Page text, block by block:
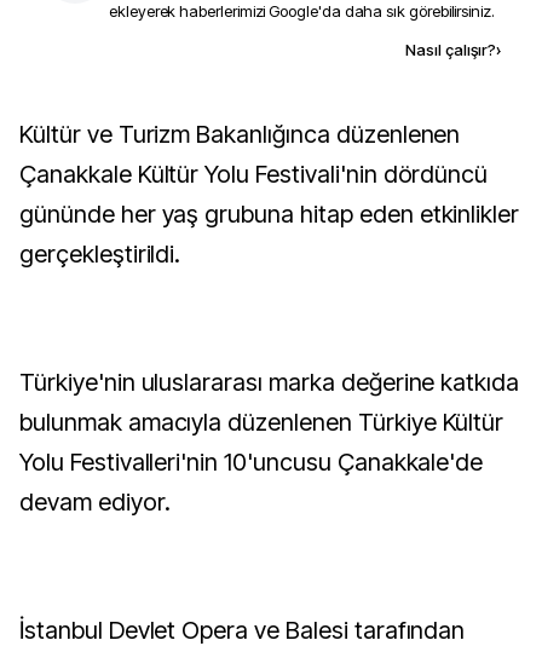
ekleyerek haberlerimizi Google'da daha sık görebilirsiniz.
Nasıl çalışır?›
Kültür ve Turizm Bakanlığınca düzenlenen
Çanakkale Kültür Yolu Festivali'nin dördüncü
gününde her yaş grubuna hitap eden etkinlikler
gerçekleştirildi.
Türkiye'nin uluslararası marka değerine katkıda
bulunmak amacıyla düzenlenen Türkiye Kültür
Yolu Festivalleri'nin 10'uncusu Çanakkale'de
devam ediyor.
İstanbul Devlet Opera ve Balesi tarafından